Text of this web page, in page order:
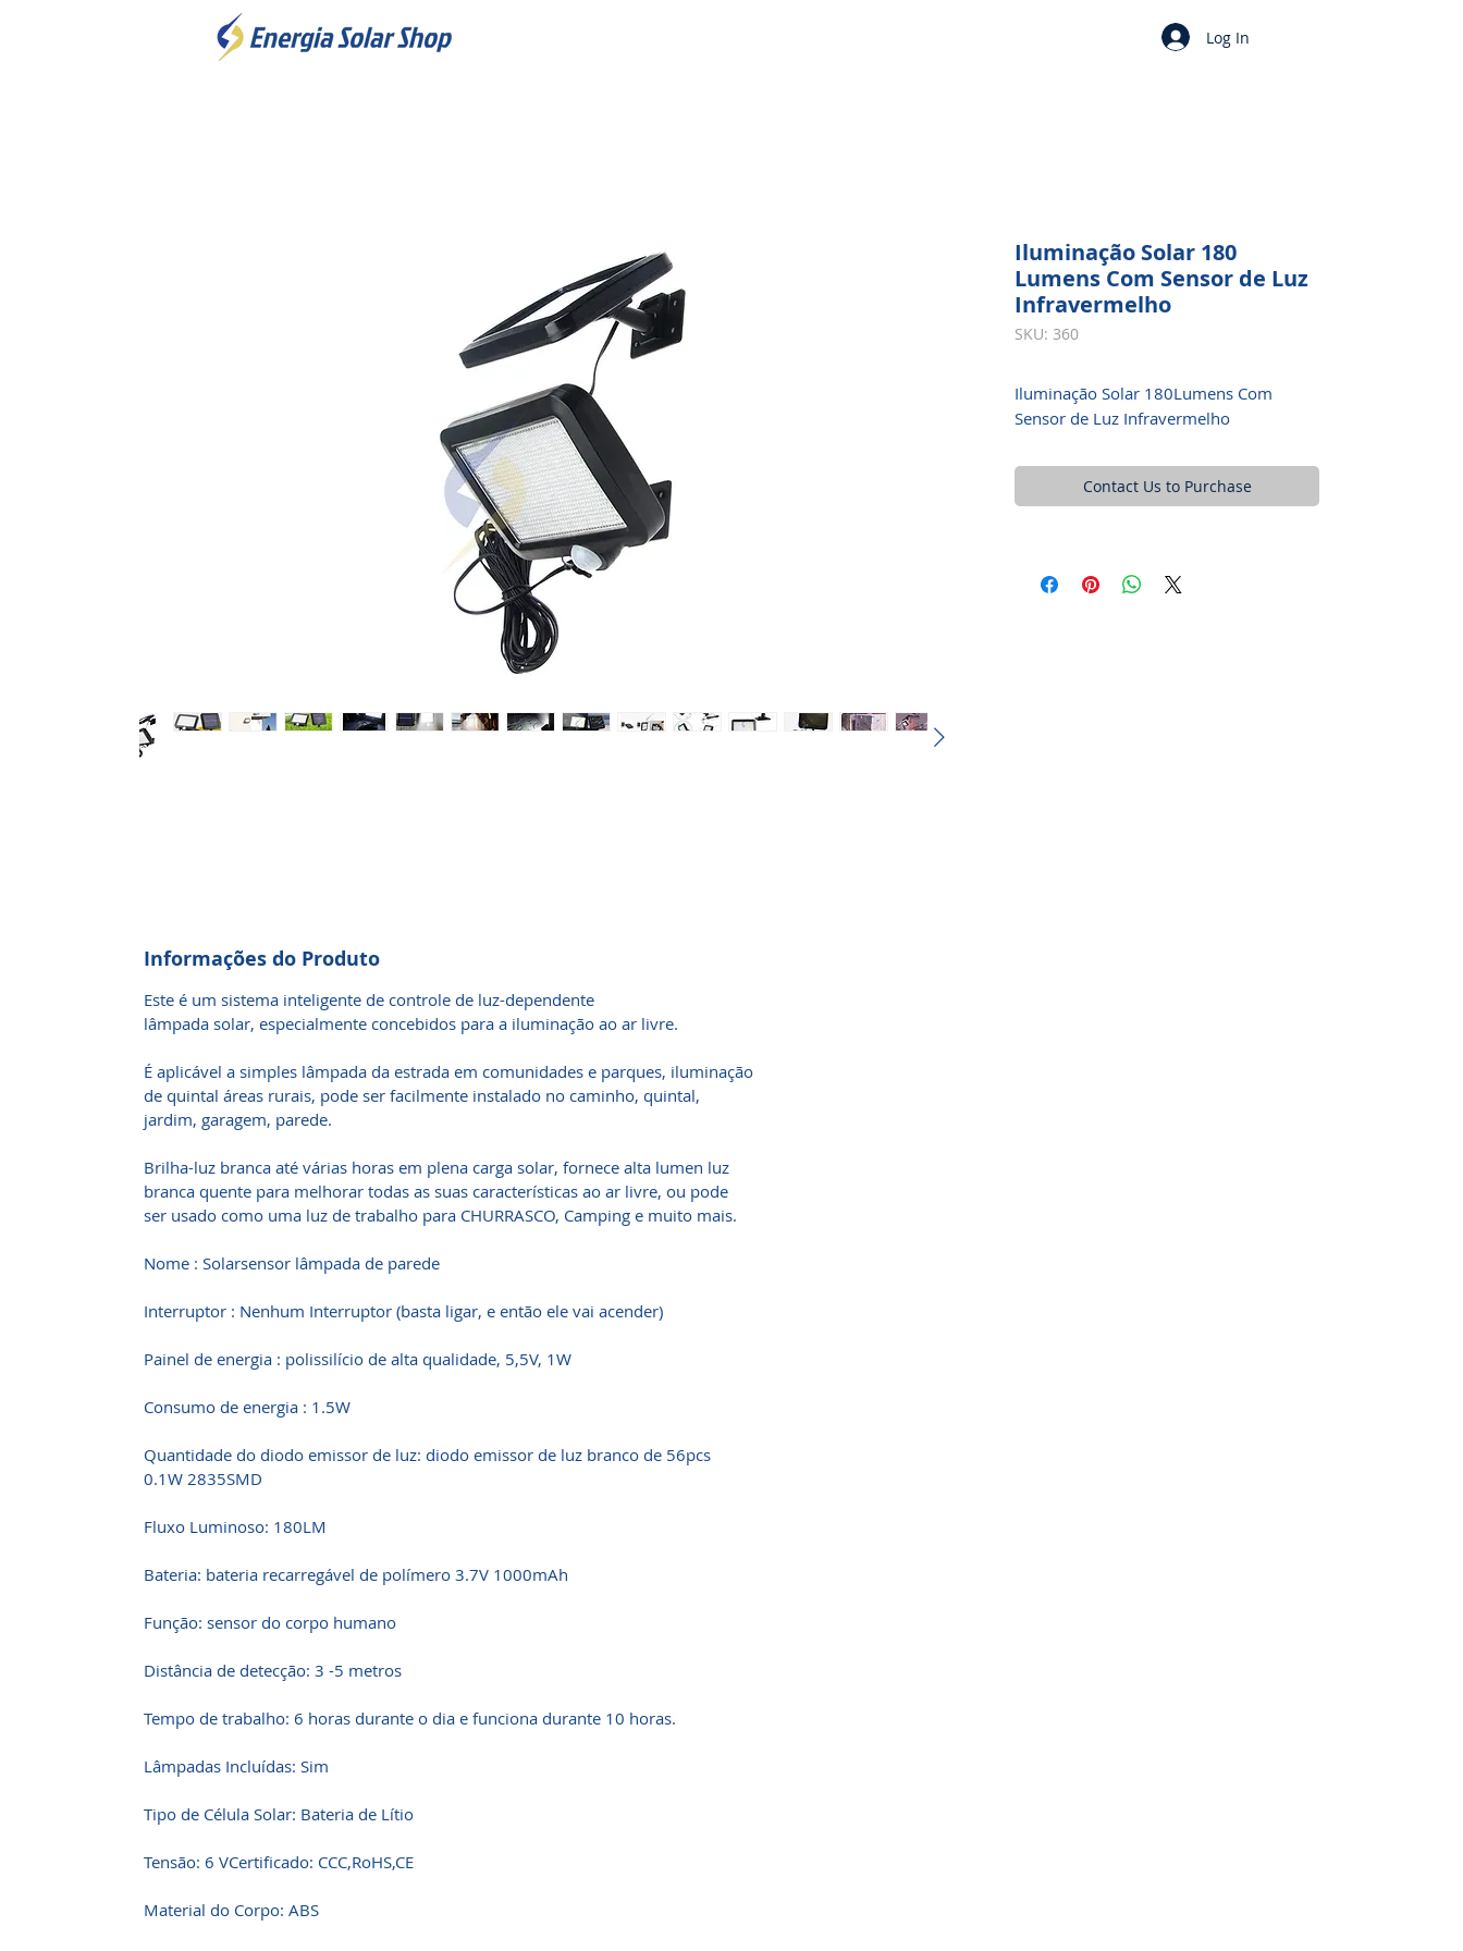
Log In
Iluminação Solar 180
Lumens Com Sensor de Luz
Infravermelho
SKU: 360
Iluminação Solar 180Lumens Com
Sensor de Luz Infravermelho
Contact Us to Purchase
Informações do Produto
Este é um sistema inteligente de controle de luz-dependente
lâmpada solar, especialmente concebidos para a iluminação ao ar livre.
É aplicável a simples lâmpada da estrada em comunidades e parques, iluminação
de quintal áreas rurais, pode ser facilmente instalado no caminho, quintal,
jardim, garagem, parede.
Brilha-luz branca até várias horas em plena carga solar, fornece alta lumen luz
branca quente para melhorar todas as suas características ao ar livre, ou pode
ser usado como uma luz de trabalho para CHURRASCO, Camping e muito mais.
Nome : Solarsensor lâmpada de parede
Interruptor : Nenhum Interruptor (basta ligar, e então ele vai acender)
Painel de energia : polissilício de alta qualidade, 5,5V, 1W
Consumo de energia : 1.5W
Quantidade do diodo emissor de luz: diodo emissor de luz branco de 56pcs
0.1W 2835SMD
Fluxo Luminoso: 180LM
Bateria: bateria recarregável de polímero 3.7V 1000mAh
Função: sensor do corpo humano
Distância de detecção: 3 -5 metros
Tempo de trabalho: 6 horas durante o dia e funciona durante 10 horas.
Lâmpadas Incluídas: Sim
Tipo de Célula Solar: Bateria de Lítio
Tensão: 6 VCertificado: CCC,RoHS,CE
Material do Corpo: ABS